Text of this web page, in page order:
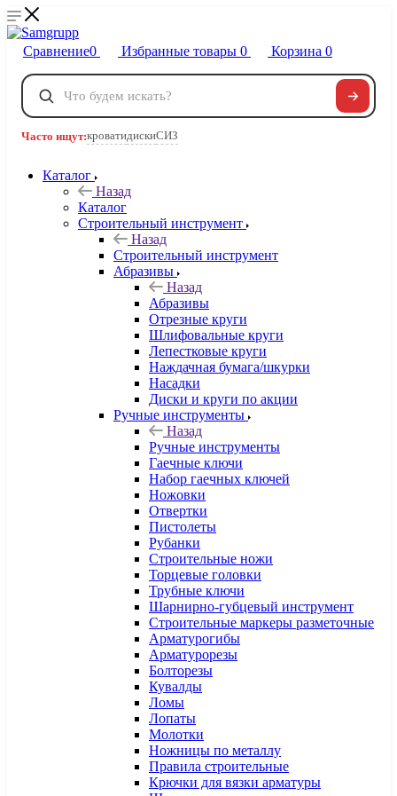
Сравнение0 Избранные товары 0 Корзина 0
Телефоны
8 800 222-40-09
Часто ищут:кроватидискиСИЗ
Каталог
Назад
Каталог
Строительный инструмент
Назад
Строительный инструмент
Абразивы
Назад
Абразивы
Отрезные круги
Шлифовальные круги
Лепестковые круги
Наждачная бумага/шкурки
Насадки
Диски и круги по акции
Ручные инструменты
Назад
Ручные инструменты
Гаечные ключи
Набор гаечных ключей
Ножовки
Отвертки
Пистолеты
Рубанки
Строительные ножи
Торцевые головки
Трубные ключи
Шарнирно-губцевый инструмент
Строительные маркеры разметочные
Арматурогибы
Арматурорезы
Болторезы
Кувалды
Ломы
Лопаты
Молотки
Ножницы по металлу
Правила строительные
Крючки для вязки арматуры